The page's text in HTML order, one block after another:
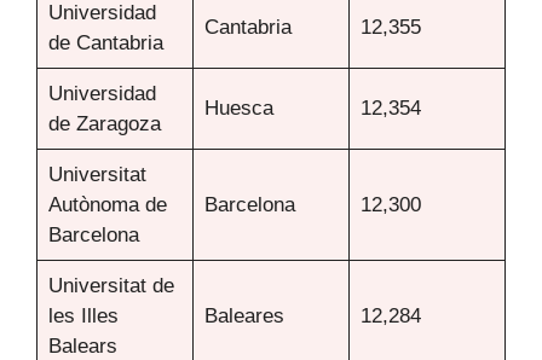
Universidad
de Cantabria
Cantabria 12,355
Universidad
de Zaragoza
Huesca 12,354
Universitat
Autònoma de
Barcelona
Barcelona 12,300
Universitat de
les Illes
Balears
Baleares 12,284